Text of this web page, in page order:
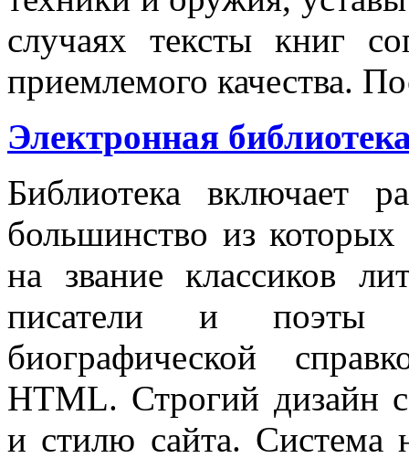
случаях тексты книг
приемлемого качества.
Электронная
Библиотека включает
большинство из которых
на звание классиков
писатели и поэты
биографической
HTML. Строгий дизайн
и стилю сайта. Система